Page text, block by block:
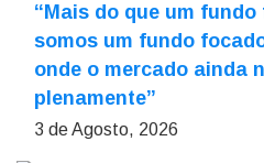
“Mais do que um
somos um fundo
onde o mercado ainda
plenamente”
3 de Agosto, 2026